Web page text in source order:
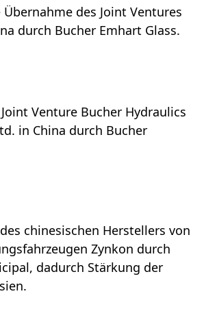
des Joint Ventures
durch Bucher Emhart Glass.
Venture Bucher Hydraulics
in China durch Bucher
chinesischen Herstellers von
Zynkon durch
dadurch Stärkung der